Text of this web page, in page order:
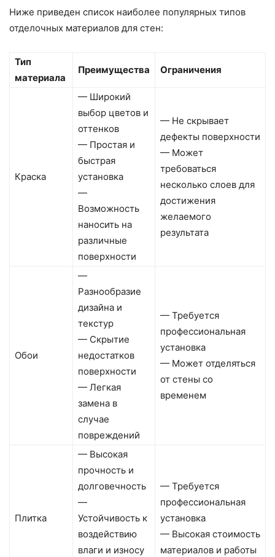
Ниже приведен список наиболее популярных типов
отделочных материалов для стен:
Тип
материала
Преимущества Ограничения
Краска
— Широкий
выбор цветов и
оттенков
— Простая и
быстрая
установка
—
Возможность
наносить на
различные
поверхности
— Не скрывает
дефекты поверхности
— Может
требоваться
несколько слоев для
достижения
желаемого
результата
Обои
—
Разнообразие
дизайна и
текстур
— Скрытие
недостатков
поверхности
— Легкая
замена в
случае
повреждений
— Требуется
профессиональная
установка
— Может отделяться
от стены со
временем
Плитка
— Высокая
прочность и
долговечность
—
Устойчивость к
воздействию
влаги и износу
— Требуется
профессиональная
установка
— Высокая стоимость
материалов и работы